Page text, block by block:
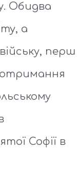
Обидва
а
перш
Софії в